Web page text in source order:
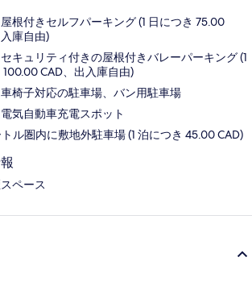
根付きセルフパーキング (1 日につき 75.00
庫自由)
キュリティ付きの屋根付きバレーパーキング (1
CAD、出入庫自由)
椅子対応の駐車場、バン用駐車場
気自動車充電スポット
ル圏内に敷地外駐車場 (1 泊につき 45.00 CAD)
ペース